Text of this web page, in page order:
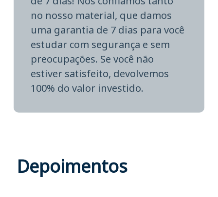
no nosso material, que damos
uma garantia de 7 dias para você
estudar com segurança e sem
preocupações. Se você não
estiver satisfeito, devolvemos
100% do valor investido.
Depoimentos